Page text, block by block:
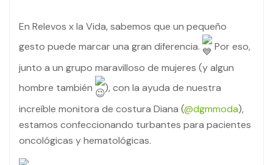
En Relevos x la Vida, sabemos que un pequeño
gesto puede marcar una gran diferencia.
Por eso,
junto a un grupo maravilloso de mujeres (y algun
hombre también
), con la ayuda de nuestra
increíble monitora de costura Diana (@dgmmoda),
estamos confeccionando turbantes para pacientes
oncológicas y hematológicas.